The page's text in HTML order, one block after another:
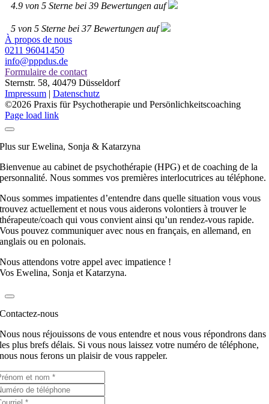
4.9 von 5 Sterne bei 39 Bewertungen auf
5 von 5 Sterne bei 37Bewertungen auf
À propos de nous
0211 96041450
info@pppdus.de
Formulaire de contact
Sternstr. 58, 40479 Düsseldorf
Impressum | Datenschutz
©2026 Praxis für Psychotherapie und Persönlichkeitscoaching
Page load link
Plus sur Ewelina, Sonja & Katarzyna
Bienvenue au cabinet de psychothérapie (HPG) et de coaching de la
personnalité. Nous sommes vos premières interlocutrices au téléphone.
Nous sommes impatientes d’entendre dans quelle situation vous vous
trouvez actuellement et nous vous aiderons volontiers à trouver le
thérapeute/coach qui vous convient ainsi qu’un rendez-vous rapide.
Vous pouvez communiquer avec nous en français, en allemand, en
anglais ou en polonais.
Nous attendons votre appel avec impatience !
Vos Ewelina, Sonja et Katarzyna.
Contactez-nous
Nous nous réjouissons de vous entendre et nous vous répondrons dans
les plus brefs délais. Si vous nous laissez votre numéro de téléphone,
nous nous ferons un plaisir de vous rappeler.